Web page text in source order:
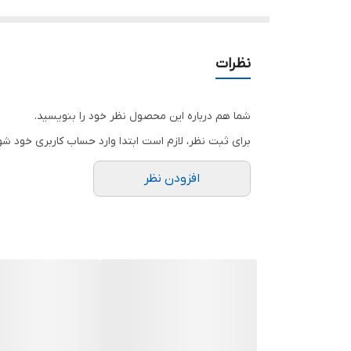
نظرات
شما هم درباره این محصول نظر خود را بنویسید.
برای ثبت نظر، لازم است ابتدا وارد حساب کاربری خود
افزودن نظر